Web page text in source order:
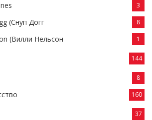
3
(Снуп Догг 8
(Вилли Нельсон 1
144
8
160
37